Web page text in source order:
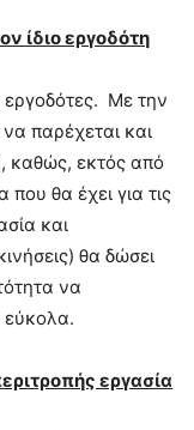
ίδιο εργοδότη
εργοδότες. Με την
παρέχεται και
καθώς, εκτός από
θα έχει για τις
και
θα δώσει
να
εύκολα.
εργασία